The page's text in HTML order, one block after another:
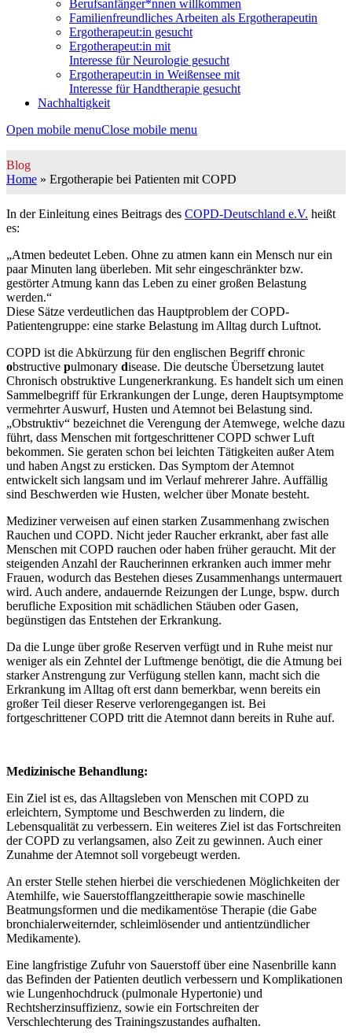
Berufsanfänger*nnen willkommen
Familienfreundliches Arbeiten als Ergotherapeutin
Ergotherapeut:in gesucht
Ergotherapeut:in mit
Interesse für Neurologie gesucht
Ergotherapeut:in in Weißensee mit
Interesse für Handtherapie gesucht
Nachhaltigkeit
Open mobile menuClose mobile menu
Blog
Home » Ergotherapie bei Patienten mit COPD
In der Einleitung eines Beitrags des COPD-Deutschland e.V. heißt
es:
„Atmen bedeutet Leben. Ohne zu atmen kann ein Mensch nur ein
paar Minuten lang überleben. Mit sehr eingeschränkter bzw.
gestörter Atmung kann das Leben zu einer großen Belastung
werden.“
Diese Sätze verdeutlichen das Hauptproblem der COPD-
Patientengruppe: eine starke Belastung im Alltag durch Luftnot.
COPD ist die Abkürzung für den englischen Begriffchronic
obstructive pulmonary disease. Die deutsche Übersetzung lautet
Chronisch obstruktive Lungenerkrankung. Es handelt sich um einen
Sammelbegriff für Erkrankungen der Lunge, deren Hauptsymptome
vermehrter Auswurf, Husten und Atemnot bei Belastung sind.
„Obstruktiv“ bezeichnet die Verengung der Atemwege, welche dazu
führt, dass Menschen mit fortgeschrittener COPD schwer Luft
bekommen. Sie geraten schon bei leichten Tätigkeiten außer Atem
und haben Angst zu ersticken. Das Symptom der Atemnot
entwickelt sich langsam und im Verlauf mehrerer Jahre. Auffällig
sind Beschwerden wie Husten, welcher über Monate besteht.
Mediziner verweisen auf einen starken Zusammenhang zwischen
Rauchen und COPD. Nicht jeder Raucher erkrankt, aber fast alle
Menschen mit COPD rauchen oder haben früher geraucht. Mit der
steigenden Anzahl der Raucherinnen erkranken auch immer mehr
Frauen, wodurch das Bestehen dieses Zusammenhangs untermauert
wird. Auch andere, andauernde Reizungen der Lunge, bspw. durch
berufliche Exposition mit schädlichen Stäuben oder Gasen,
begünstigen das Entstehen der Erkrankung.
Da die Lunge über große Reserven verfügt und in Ruhe meist nur
weniger als ein Zehntel der Luftmenge benötigt, die die Atmung bei
starker Anstrengung zur Verfügung stellen kann, macht sich die
Erkrankung im Alltag oft erst dann bemerkbar, wenn bereits ein
großer Teil dieser Reserve verlorengegangen ist. Bei
fortgeschrittener COPD tritt die Atemnot dann bereits in Ruhe auf.
Medizinische Behandlung:
Ein Ziel ist es, das Alltagsleben von Menschen mit COPD zu
erleichtern, Symptome und Beschwerden zu lindern, die
Lebensqualität zu verbessern. Ein weiteres Ziel ist das Fortschreiten
der COPD zu verlangsamen, also Zeit zu gewinnen. Auch einer
Zunahme der Atemnot soll vorgebeugt werden.
An erster Stelle stehen hierbei die verschiedenen Möglichkeiten der
Atemhilfe, wie Sauerstofflangzeittherapie sowie maschinelle
Beatmungsformen und die medikamentöse Therapie (die Gabe
bronchialerweiternder, schleimlösender und antientzündlicher
Medikamente).
Eine langfristige Zufuhr von Sauerstoff über eine Nasenbrille kann
das Befinden der Patienten deutlich verbessern und Komplikationen
wie Lungenhochdruck (pulmonale Hypertonie) und
Rechtsherzinsuffizienz, sowie ein Fortschreiten der
Verschlechterung des Trainingszustandes aufhalten.